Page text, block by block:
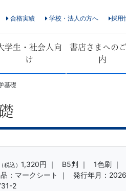
合格実績 学校・法人の方へ 採用
学生・社会人向
け
書店さまへの
内
基礎
（税込） 1,320円 ｜ B5判 ｜ 1色刷 ｜
：マークシート ｜
発行年月：
2